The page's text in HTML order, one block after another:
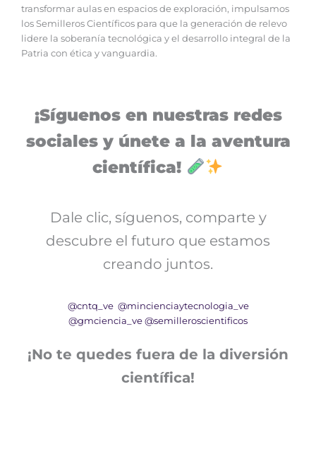
transformar aulas en espacios de exploración, impulsamos
los Semilleros Científicos para que la generación de relevo
lidere la soberanía tecnológica y el desarrollo integral de la
Patria con ética y vanguardia.
¡Síguenos en nuestras redes
sociales y únete a la aventura
científica!
Dale clic, síguenos, comparte y
descubre el futuro que estamos
creando juntos.
@cntq_ve @mincienciaytecnologia_ve
@gmciencia_ve @semilleroscientificos
¡No te quedes fuera de la diversión
científica!